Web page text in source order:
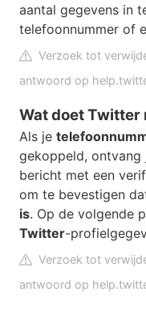
aantal gegevens in
telefoonnummer of
Verzoek tot
antwoord op
Wat doet Twitter
Als je
gekoppeld, ontvang
bericht met een
om te bevestigen
is. Op de volgende
Twitter-
Verzoek tot
antwoord op